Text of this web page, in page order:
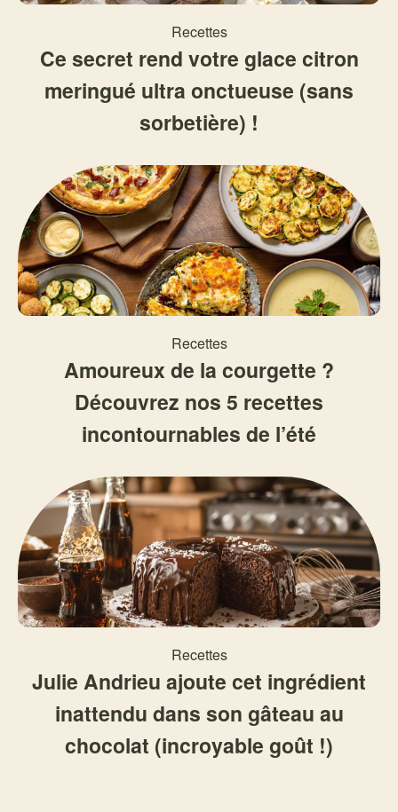
Recettes
Ce secret rend votre glace citron
meringué ultra onctueuse (sans
sorbetière) !
Recettes
Amoureux de la courgette ?
Découvrez nos 5 recettes
incontournables de l’été
Recettes
Julie Andrieu ajoute cet ingrédient
inattendu dans son gâteau au
chocolat (incroyable goût !)